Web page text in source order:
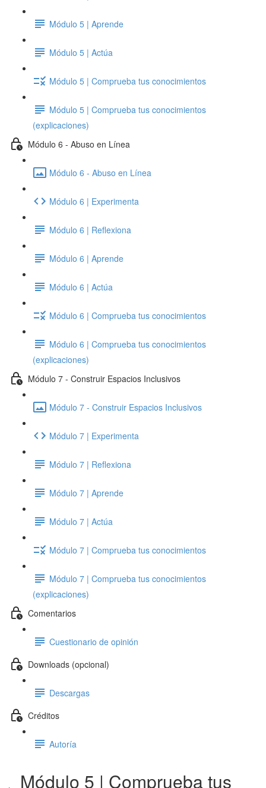
Módulo 5 | Aprende
Módulo 5 | Actúa
Módulo 5 | Comprueba tus conocimientos
Módulo 5 | Comprueba tus conocimientos
(explicaciones)
Módulo 6 - Abuso en Línea
Módulo 6 - Abuso en Línea
Módulo 6 | Experimenta
Módulo 6 | Reflexiona
Módulo 6 | Aprende
Módulo 6 | Actúa
Módulo 6 | Comprueba tus conocimientos
Módulo 6 | Comprueba tus conocimientos
(explicaciones)
Módulo 7 - Construir Espacios Inclusivos
Módulo 7 - Construir Espacios Inclusivos
Módulo 7 | Experimenta
Módulo 7 | Reflexiona
Módulo 7 | Aprende
Módulo 7 | Actúa
Módulo 7 | Comprueba tus conocimientos
Módulo 7 | Comprueba tus conocimientos
(explicaciones)
Comentarios
Cuestionario de opinión
Downloads (opcional)
Descargas
Créditos
Autoría
Módulo 5 | Comprueba tus